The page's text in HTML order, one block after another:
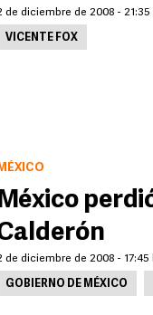
de diciembre de 2008 - 21:35
VICENTE FOX
MÉXICO
de diciembre de 2008 - 17:45
GOBIERNO DE MÉXICO